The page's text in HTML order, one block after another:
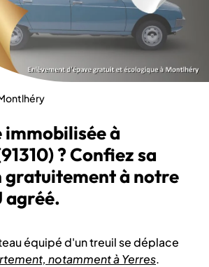
immobilisée à
? Confiez sa
à notre
agréé.
équipé d'un treuil se déplace
notamment à Yerres.